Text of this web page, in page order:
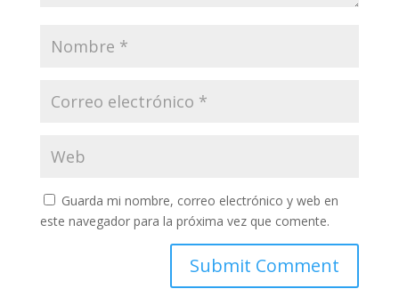
Guarda mi nombre, correo electrónico y web en
este navegador para la próxima vez que comente.